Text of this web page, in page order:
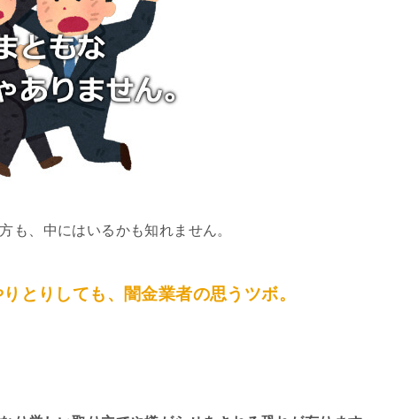
も、中にはいるかも知れません。
とりしても、闇金業者の思うツボ。